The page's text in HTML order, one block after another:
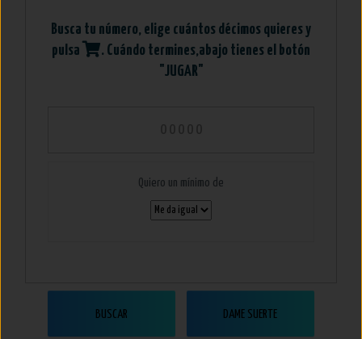
Busca tu número, elige cuántos décimos quieres y
pulsa
. Cuándo termines,abajo tienes el botón
"JUGAR"
Quiero un mínimo de
BUSCAR DAME SUERTE